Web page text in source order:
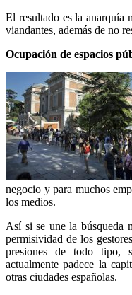
El resultado es la anarquía
viandantes, además de no
Ocupación de espacios
negocio y para muchos
los medios.
Así si se une la búsqueda
permisividad de los
presiones de todo tipo,
actualmente padece la
otras ciudades españolas.